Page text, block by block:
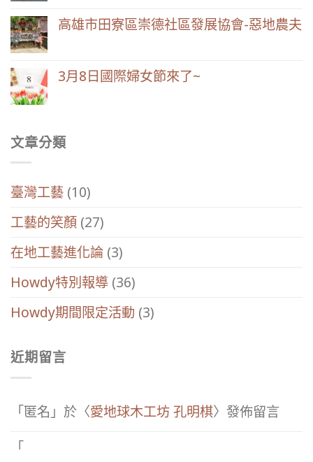
高雄市田寮區崇德社區發展協會-惡地農夫
3月8日國際婦女節來了~
文章分類
臺灣工藝 (10)
工藝的笑顏 (27)
在地工藝進化論 (3)
Howdy特別報導 (36)
Howdy期間限定活動 (3)
近期留言
「匿名 」於〈愛地球木工坊 孔明棋〉發佈留言
「